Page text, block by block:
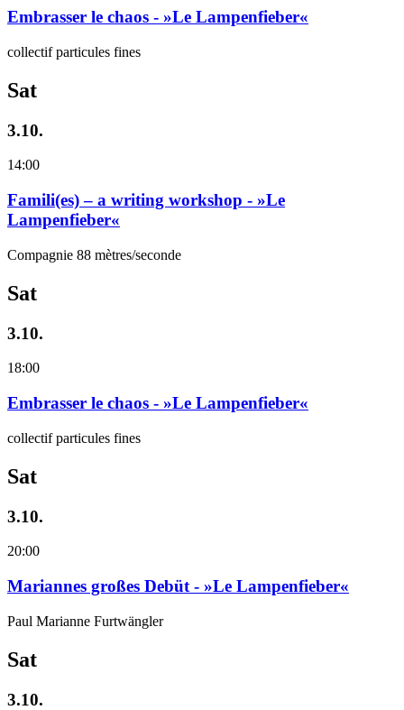
Embrasser le chaos - »Le Lampenfieber«
collectif particules fines
Sat
3.10.
14:00
Famili(es) – a writing workshop - »Le
Lampenfieber«
Compagnie 88 mètres/seconde
Sat
3.10.
18:00
Embrasser le chaos - »Le Lampenfieber«
collectif particules fines
Sat
3.10.
20:00
Mariannes großes Debüt - »Le Lampenfieber«
Paul Marianne Furtwängler
Sat
3.10.